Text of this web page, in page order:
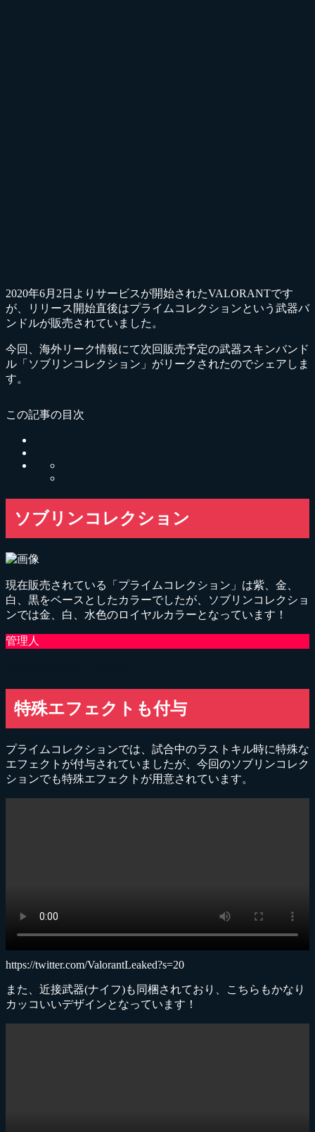
2020年6月2日よりサービスが開始されたVALORANTです
が、リリース開始直後はプライムコレクションという武器バ
ンドルが販売されていました。
今回、海外リーク情報にて次回販売予定の武器スキンバンド
ル「ソブリンコレクション」がリークされたのでシェアしま
す。
この記事の目次
ソブリンコレクション
現在販売されている「プライムコレクション」は紫、金、
白、黒をベースとしたカラーでしたが、ソブリンコレクショ
ンでは金、白、水色のロイヤルカラーとなっています！
特殊エフェクトも付与
プライムコレクションでは、試合中のラストキル時に特殊な
エフェクトが付与されていましたが、今回のソブリンコレク
ションでも特殊エフェクトが用意されています。
https://twitter.com/ValorantLeaked?s=20
また、近接武器(ナイフ)も同梱されており、こちらもかなり
カッコいいデザインとなっています！